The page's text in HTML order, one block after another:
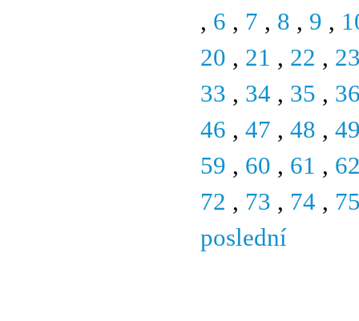
, 6 , 7 , 8 , 9 ,
20 , 21 , 22 ,
33 , 34 , 35 ,
46 , 47 , 48 ,
59 , 60 , 61 ,
72 , 73 , 74 ,
poslední